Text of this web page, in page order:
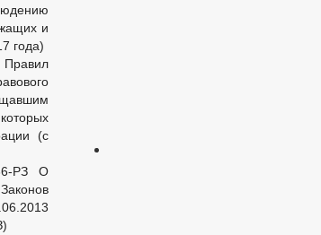
и
года)
(с
РЗ О